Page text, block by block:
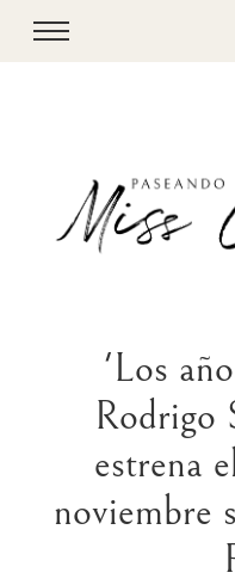
'Los
Rodrigo
estrena
noviembre